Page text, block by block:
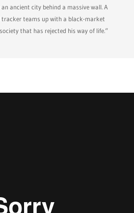
ancient city behind a massive wall. A
tracker teams up with a black-market
that has rejected his way of life.“